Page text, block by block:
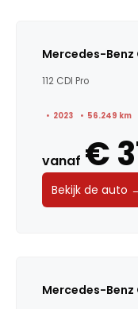
Mercedes-Benz
112 CDI Pro
2023 56.249 km
vanaf €
Bekijk de auto
Mercedes-Benz